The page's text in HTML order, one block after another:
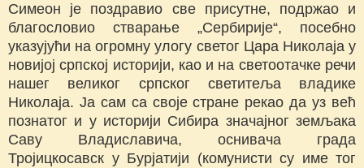
Симеон је поздравио све присутне, подржао и
благословио стварање „Сербирије“, посебно
указујући на огромну улогу светог Цара Николаја у
новијој српској историји, као и на светоотачке речи
нашег великог српског светитеља владике
Николаја. Ја сам са своје стране рекао да уз већ
познатог и у историји Сибира значајног земљака
Саву Владиславича, оснивача града
Тројицкосавск у Бурјатији (комунисти су име тог